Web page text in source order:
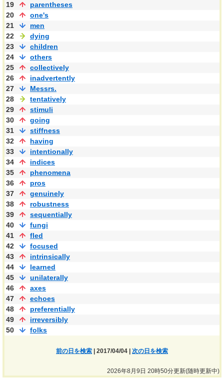
19
parentheses
20
one's
21
men
22
dying
23
children
24
others
25
collectively
26
inadvertently
27
Messrs.
28
tentatively
29
stimuli
30
going
31
stiffness
32
having
33
intentionally
34
indices
35
phenomena
36
pros
37
genuinely
38
robustness
39
sequentially
40
fungi
41
fled
42
focused
43
intrinsically
44
learned
45
unilaterally
46
axes
47
echoes
48
preferentially
49
irreversibly
50
folks
前の日を検索 | 2017/04/04 | 次の日を検索
2026年8月9日 20時50分更新(随時更新中)